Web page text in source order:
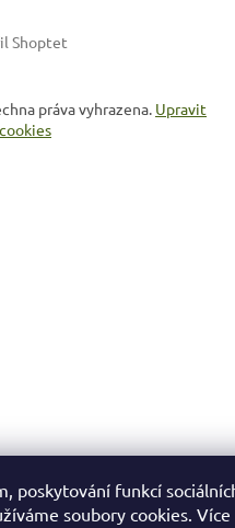
poskytování funkcí
soubory cookies. Více
Shoptet
práva vyhrazena. Upravit